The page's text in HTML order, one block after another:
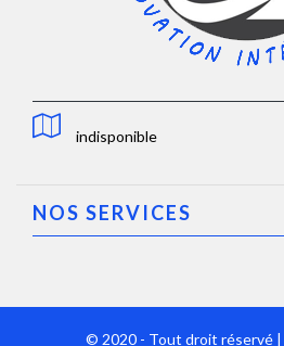
indisponible
NOS SERVICES
© 2020 - Tout droit réservé |